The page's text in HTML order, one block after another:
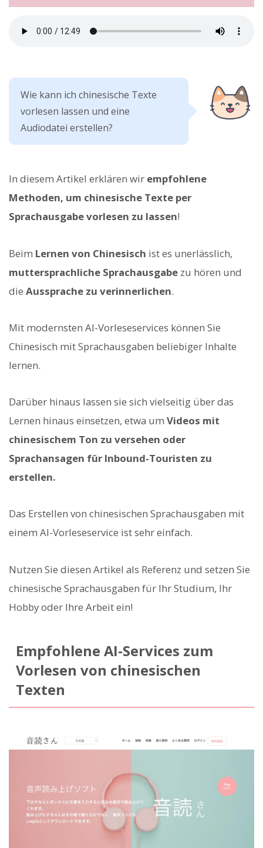
Wie kann ich chinesische Texte
vorlesen lassen und eine
Audiodatei erstellen?
In diesem Artikel erklären wir empfohlene
Methoden, um chinesische Texte per
Sprachausgabe vorlesen zu lassen!
Beim Lernen von Chinesisch ist es unerlässlich,
muttersprachliche Sprachausgabe zu hören und
die Aussprache zu verinnerlichen.
Mit modernsten AI-Vorleseservices können Sie
Chinesisch mit Sprachausgaben beliebiger Inhalte
lernen.
Darüber hinaus lassen sie sich vielseitig über das
Lernen hinaus einsetzen, etwa um Videos mit
chinesischem Ton zu versehen oder
Sprachansagen für Inbound-Touristen zu
erstellen.
Das Erstellen von chinesischen Sprachausgaben mit
einem AI-Vorleseservice ist sehr einfach.
Nutzen Sie diesen Artikel als Referenz und setzen Sie
chinesische Sprachausgaben für Ihr Studium, Ihr
Hobby oder Ihre Arbeit ein!
Empfohlene AI-Services zum
Vorlesen von chinesischen
Texten